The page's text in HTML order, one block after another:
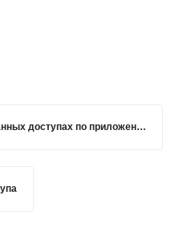
доступах по приложению